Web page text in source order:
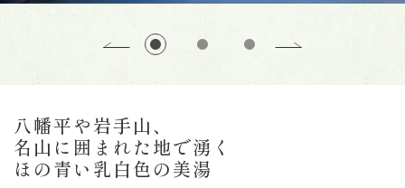
八幡平や岩手山、
名山に囲まれた地で湧く
ほの青い乳白色の美湯